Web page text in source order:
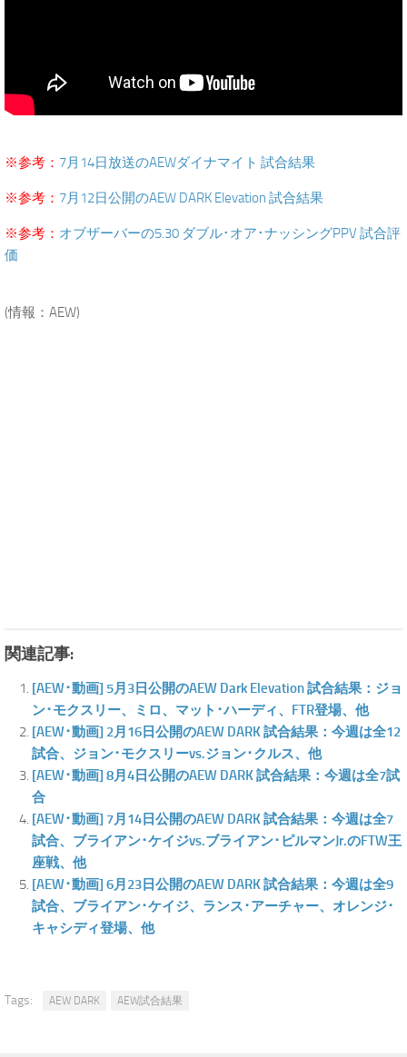
※参考： 7月14日放送のAEWダイナマイト 試合結果
※参考： 7月12日公開のAEW DARK Elevation 試合結果
※参考： オブザーバーの5.30 ダブル･オア･ナッシングPPV 試合評
価
(情報：AEW)
関連記事:
[AEW･動画] 5月3日公開のAEW Dark Elevation 試合結果：ジョ
ン･モクスリー、ミロ、マット･ハーディ、FTR登場、他
[AEW･動画] 2月16日公開のAEW DARK 試合結果：今週は全12
試合、ジョン･モクスリーvs.ジョン･クルス、他
[AEW･動画] 8月4日公開のAEW DARK 試合結果：今週は全7試
合
[AEW･動画] 7月14日公開のAEW DARK 試合結果：今週は全7
試合、ブライアン･ケイジvs.ブライアン･ピルマンJr.のFTW王
座戦、他
[AEW･動画] 6月23日公開のAEW DARK 試合結果：今週は全9
試合、ブライアン･ケイジ、ランス･アーチャー、オレンジ･
キャシディ登場、他
Tags: AEW DARK AEW試合結果